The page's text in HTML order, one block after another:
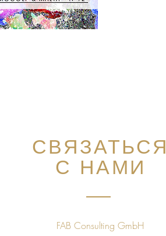
СВЯЗАТЬСЯ
С НАМИ
FAB Consulting GmbH